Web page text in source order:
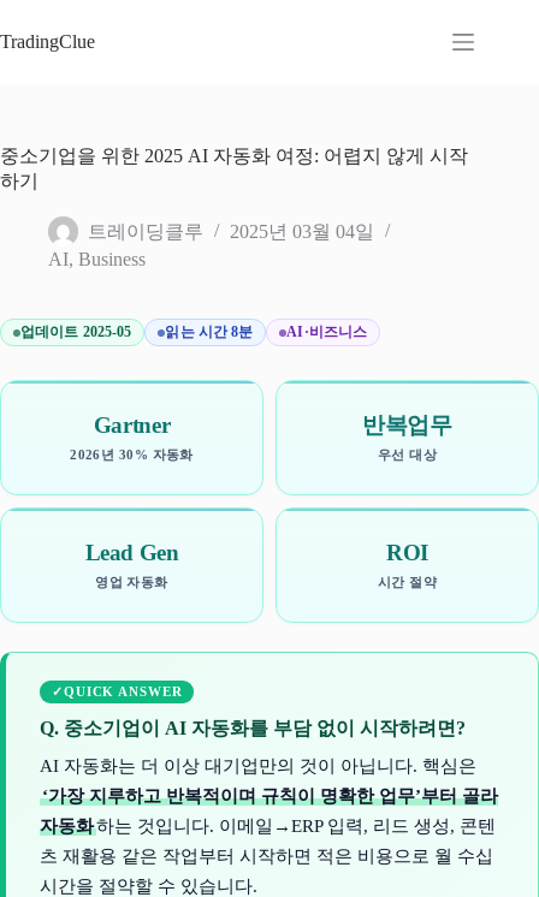
문
뛰
기
TradingClue
중소기업을 위한 2025 AI 자동화 여정: 어렵지 않게 시작
하기
트레이딩클루
2025년 03월 04일
AI, Business
업데이트 2025-05 읽는 시간 8분 AI·비즈니스
Gartner
2026년 30% 자동화
반복업무
우선 대상
Lead Gen
영업 자동화
ROI
시간 절약
QUICK ANSWER
Q. 중소기업이 AI 자동화를 부담 없이 시작하려면?
AI 자동화는 더 이상 대기업만의 것이 아닙니다. 핵심은
‘가장 지루하고 반복적이며 규칙이 명확한 업무’부터 골라
자동화하는 것입니다. 이메일→ERP 입력, 리드 생성, 콘텐
츠 재활용 같은 작업부터 시작하면 적은 비용으로 월 수십
시간을 절약할 수 있습니다.